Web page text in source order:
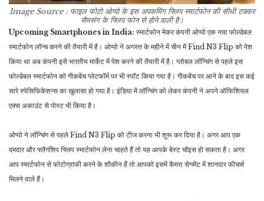
Image Source : फाइल फोटोओप्पो के इस अपकमिंग फ्लिप स्मार्टफोन की सीधी टक्कर
सैमसंग के फ्लिप फोन से होने वाली है।
Upcoming Smartphones in India: स्मार्टफोन मेकर कंपनी ओप्पो एक नया फोल्डेबल
स्मार्टफोन लॉन्च करने की तैयारी में है। ओप्पो ने अगस्त के महीने में चीन में Find N3 Flip को पेश
किया था अब कंपनी इसे भारतीय मार्केट में पेश करने की तैयारी में है। ग्लोबल लॉन्चिंग से पहले इस
फोल्डेबल स्मार्टफोन को गीकबेंच प्लेटफॉर्म पर भी स्पॉट किया गया है। गीकबेंच पर आने के बाद इस कई
सारे स्पेसिफिकेशन्स का खुलासा हो गया है। इंडिया में लॉन्चिंग को लेकर कंपनी ने अपने ऑफिशियल
एक्स अकाउंट से पोस्ट भी किया है।
ओप्पो ने लॉन्चिंग से पहले Find N3 Flip को टीज करना भी शुरू कर दिया है। अगर आप एक
दमदार और फ्लैगशिप फ्लिप स्मार्टफोन लेना चाहते हैं तो यह आपके बेस्ट चॉइस हो सकता है। अगर
आप स्मार्टफोन से फोटोग्राफी करने के शौकीन हैं तो आपको इसमें कैमरा सेगमेंट में शानदार फीचर्स
मिलने वाले हैं।